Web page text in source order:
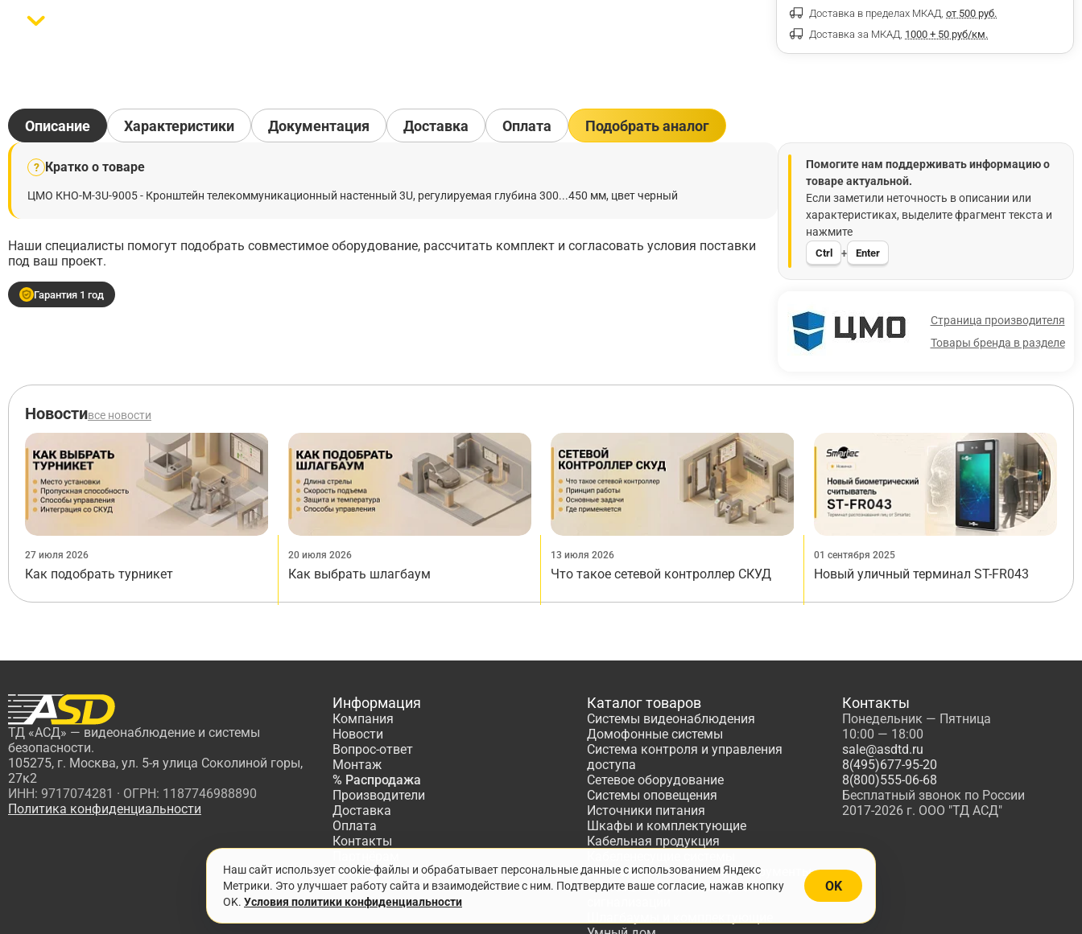
Доставка в пределах МКАД, от 500 руб.
Доставка за МКАД, 1000 + 50 руб/км.
Описание
? Кратко о товаре
ЦМО КНО-М-3U-9005 - Кронштейн телекоммуникационный настенный 3U, регулируемая глубина 300...450 мм, цвет черный
Наши специалисты помогут подобрать совместимое оборудование, рассчитать комплект и согласовать условия поставки
под ваш проект.
Гарантия 1 год
Помогите нам поддерживать информацию о
товаре актуальной.
Если заметили неточность в описании или
характеристиках, выделите фрагмент текста и
нажмите
Ctrl + Enter
Страница производителя
Товары бренда в разделе
Характеристики Документация Доставка Оплата Подобрать аналог
Новостивсе новости
27 июля 2026
Как подобрать турникет
20 июля 2026
Как выбрать шлагбаум
13 июля 2026
Что такое сетевой контроллер СКУД
01 сентября 2025
Новый уличный терминал ST-FR043
ТД «АСД» — видеонаблюдение и системы
безопасности.
105275, г. Москва, ул. 5-я улица Соколиной горы,
27к2
ИНН: 9717074281 · ОГРН: 1187746988890
Политика конфиденциальности
Информация
Компания
Новости
Вопрос-ответ
Монтаж
% Распродажа
Производители
Доставка
Оплата
Контакты
Проектирование
Каталог товаров
Системы видеонаблюдения
Домофонные системы
Система контроля и управления
доступа
Сетевое оборудование
Системы оповещения
Источники питания
Шкафы и комплектующие
Кабельная продукция
Расходные материалы, Инструменты
Системы охранно-пожарной
Контакты
Понедельник — Пятница
10:00 — 18:00
sale@asdtd.ru
8(495)677-95-20
8(800)555-06-68
Бесплатный звонок по России
2017-2026 г. ООО "ТД АСД"
Наш сайт использует cookie-файлы и обрабатывает персональные данные с использованием Яндекс
Метрики. Это улучшает работу сайта и взаимодействие с ним. Подтвердите ваше согласие, нажав кнопку
OK. Условия политики конфиденциальности
OK